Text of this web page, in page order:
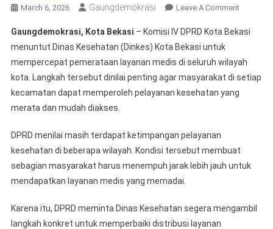
March 6, 2026 Gaungdemokrasi Leave A CommentOn
Bekasi
Layanan
Gaungdemokrasi, Kota Bekasi – Komisi IV DPRD Kota Bekasi
menuntut Dinas Kesehatan (Dinkes) Kota Bekasi untuk
mempercepat pemerataan layanan medis di seluruh wilayah
kota. Langkah tersebut dinilai penting agar masyarakat di setiap
kecamatan dapat memperoleh pelayanan kesehatan yang
merata dan mudah diakses.
DPRD menilai masih terdapat ketimpangan pelayanan
kesehatan di beberapa wilayah. Kondisi tersebut membuat
sebagian masyarakat harus menempuh jarak lebih jauh untuk
mendapatkan layanan medis yang memadai.
Karena itu, DPRD meminta Dinas Kesehatan segera mengambil
langkah konkret untuk memperbaiki distribusi layanan